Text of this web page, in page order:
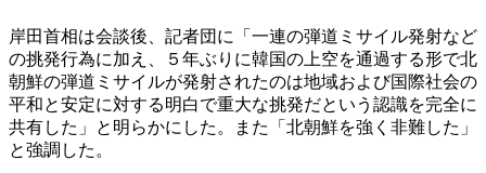
岸田首相は会談後、記者団に「一連の弾道ミサイル発射など
の挑発行為に加え、５年ぶりに韓国の上空を通過する形で北
朝鮮の弾道ミサイルが発射されたのは地域および国際社会の
平和と安定に対する明白で重大な挑発だという認識を完全に
共有した」と明らかにした。また「北朝鮮を強く非難した」
と強調した。